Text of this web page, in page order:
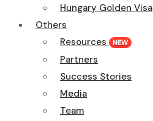
Hungary Golden Visa
Others
Resources
NEW
Partners
Success Stories
Media
Team